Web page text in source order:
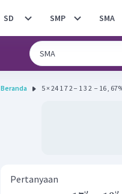
SD SMP SMA
Beranda 5 × 24 1 7 2 − 1 3 2 ​ − 16 ,
Pertanyaan